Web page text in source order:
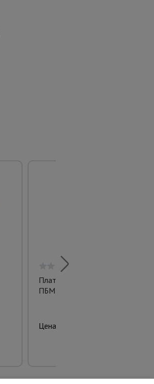
Платформенная тележка
ПБМ-7.12 160 мм с бортиком
Цена: